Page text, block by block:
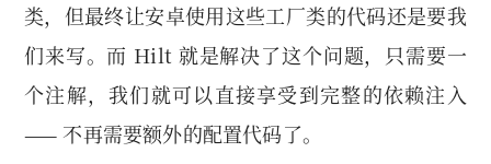
类，但最终让安卓使用这些工厂类的代码还是要我
们来写。而 Hilt 就是解决了这个问题，只需要一
个注解，我们就可以直接享受到完整的依赖注入
—— 不再需要额外的配置代码了。